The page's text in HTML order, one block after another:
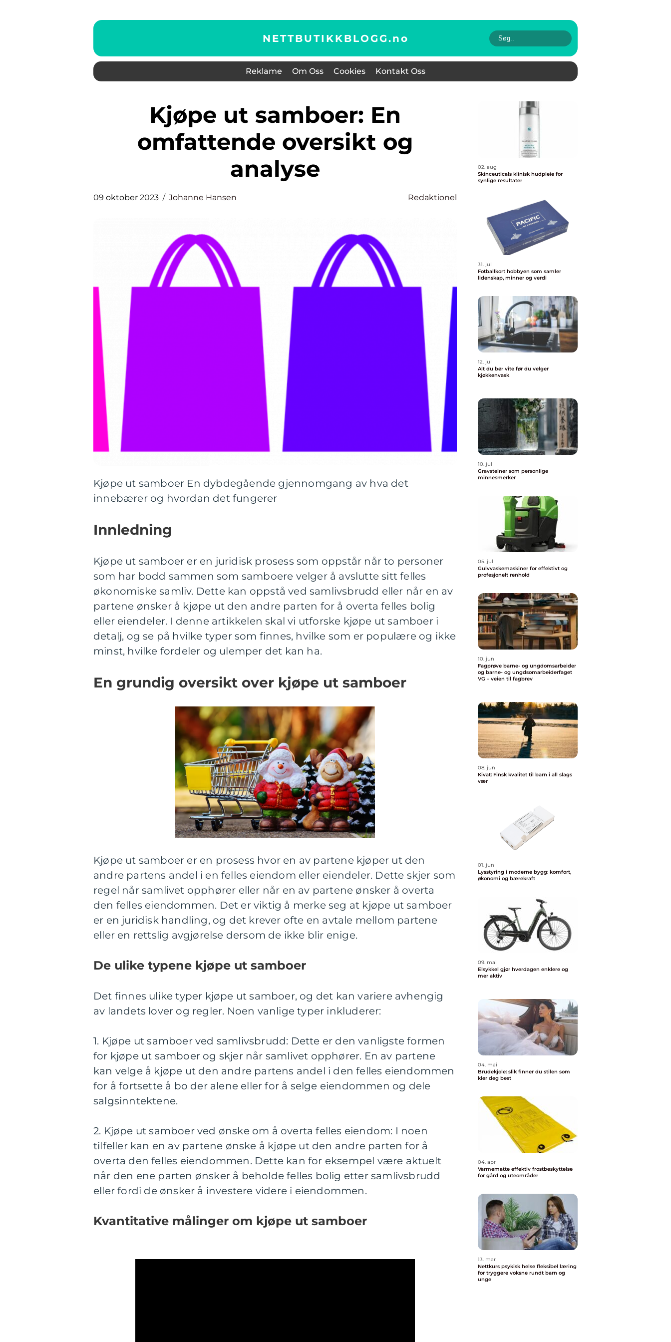
NETTBUTIKKBLOGG.no
Reklame Om Oss Cookies Kontakt Oss
Kjøpe ut samboer: En
omfattende oversikt og
analyse
09 oktober 2023 Johanne Hansen Redaktionel
Kjøpe ut samboer En dybdegående gjennomgang av hva det
innebærer og hvordan det fungerer
Innledning
Kjøpe ut samboer er en juridisk prosess som oppstår når to personer
som har bodd sammen som samboere velger å avslutte sitt felles
økonomiske samliv. Dette kan oppstå ved samlivsbrudd eller når en av
partene ønsker å kjøpe ut den andre parten for å overta felles bolig
eller eiendeler. I denne artikkelen skal vi utforske kjøpe ut samboer i
detalj, og se på hvilke typer som finnes, hvilke som er populære og ikke
minst, hvilke fordeler og ulemper det kan ha.
En grundig oversikt over kjøpe ut samboer
Kjøpe ut samboer er en prosess hvor en av partene kjøper ut den
andre partens andel i en felles eiendom eller eiendeler. Dette skjer som
regel når samlivet opphører eller når en av partene ønsker å overta
den felles eiendommen. Det er viktig å merke seg at kjøpe ut samboer
er en juridisk handling, og det krever ofte en avtale mellom partene
eller en rettslig avgjørelse dersom de ikke blir enige.
De ulike typene kjøpe ut samboer
Det finnes ulike typer kjøpe ut samboer, og det kan variere avhengig
av landets lover og regler. Noen vanlige typer inkluderer:
1. Kjøpe ut samboer ved samlivsbrudd: Dette er den vanligste formen
for kjøpe ut samboer og skjer når samlivet opphører. En av partene
kan velge å kjøpe ut den andre partens andel i den felles eiendommen
for å fortsette å bo der alene eller for å selge eiendommen og dele
salgsinntektene.
2. Kjøpe ut samboer ved ønske om å overta felles eiendom: I noen
tilfeller kan en av partene ønske å kjøpe ut den andre parten for å
overta den felles eiendommen. Dette kan for eksempel være aktuelt
når den ene parten ønsker å beholde felles bolig etter samlivsbrudd
eller fordi de ønsker å investere videre i eiendommen.
Kvantitative målinger om kjøpe ut samboer
02. aug
Skinceuticals klinisk hudpleie for
synlige resultater
31. jul
Fotballkort hobbyen som samler
lidenskap, minner og verdi
12. jul
Alt du bør vite før du velger
kjøkkenvask
10. jul
Gravsteiner som personlige
minnesmerker
05. jul
Gulvvaskemaskiner for effektivt og
profesjonelt renhold
10. jun
Fagprøve barne- og ungdomsarbeider
og barne- og ungdsomarbeiderfaget
VG – veien til fagbrev
08. jun
Kivat: Finsk kvalitet til barn i all slags
vær
01. jun
Lysstyring i moderne bygg: komfort,
økonomi og bærekraft
09. mai
Elsykkel gjør hverdagen enklere og
mer aktiv
04. mai
Brudekjole: slik finner du stilen som
kler deg best
04. apr
Varmematte effektiv frostbeskyttelse
for gård og uteområder
13. mar
Nettkurs psykisk helse fleksibel læring
for tryggere voksne rundt barn og
unge